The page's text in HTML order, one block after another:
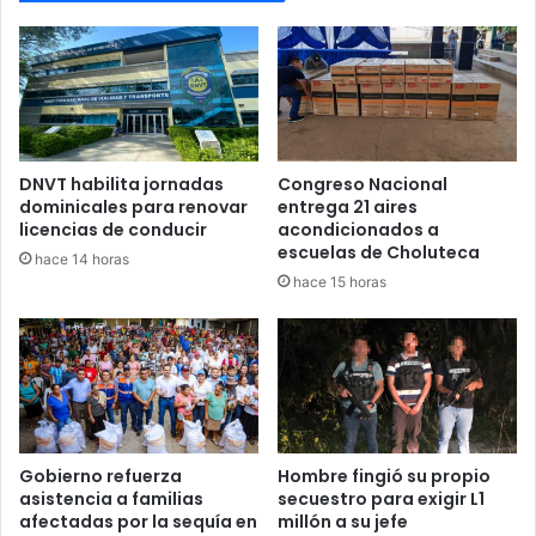
Las rutas han sido planificadas tomando en cuenta la
geografía, condiciones climáticas y seguridad, para
asegurar que cada votante pueda ejercer su derecho sin
inconvenientes.
Con la llegada de estas maletas a los departamentos
mencionados, el país se prepara de manera oficial para la
jornada electoral más grande de la historia reciente de
Honduras, en la que se elegirá presidente, congresistas y
elecciones generales Maletas
DNVT habilita jornadas
dominicales para renovar
licencias de conducir
hace 14 horas
Congreso Nacional
entrega 21 aires
acondicionados a
escuelas de Choluteca
hace 15 horas
Gobierno refuerza
asistencia a familias
afectadas por la sequía en
Hombre fingió su propio
secuestro para exigir L1
millón a su jefe